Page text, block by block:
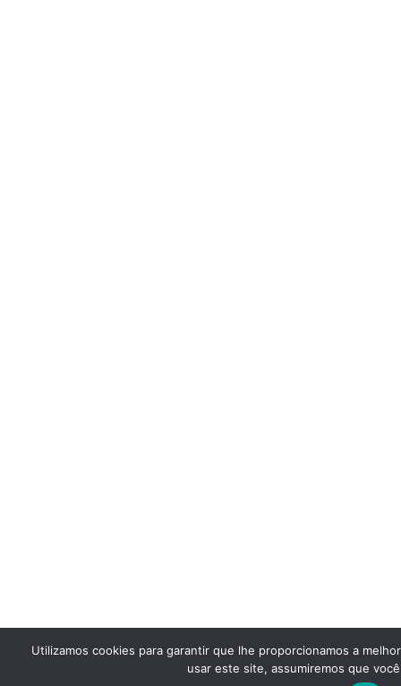
Utilizamos cookies para garantir que lhe proporcionamos a
usar este site, assumiremos que